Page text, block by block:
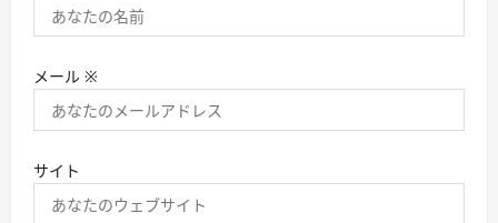
メール ※
サイト